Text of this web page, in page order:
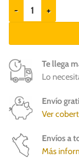
Brit Vet Diet Grain
Te llega
Lo
Envío
Ver
Envíos a
Más